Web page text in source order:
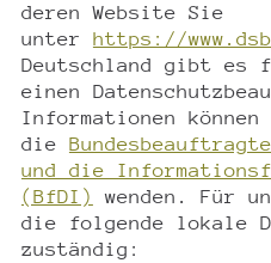
deren Website Sie
unter https://
Deutschland gibt es
einen
Informationen
die
und die
(BfDI)
wenden. Für
die folgende lokale
zuständig: